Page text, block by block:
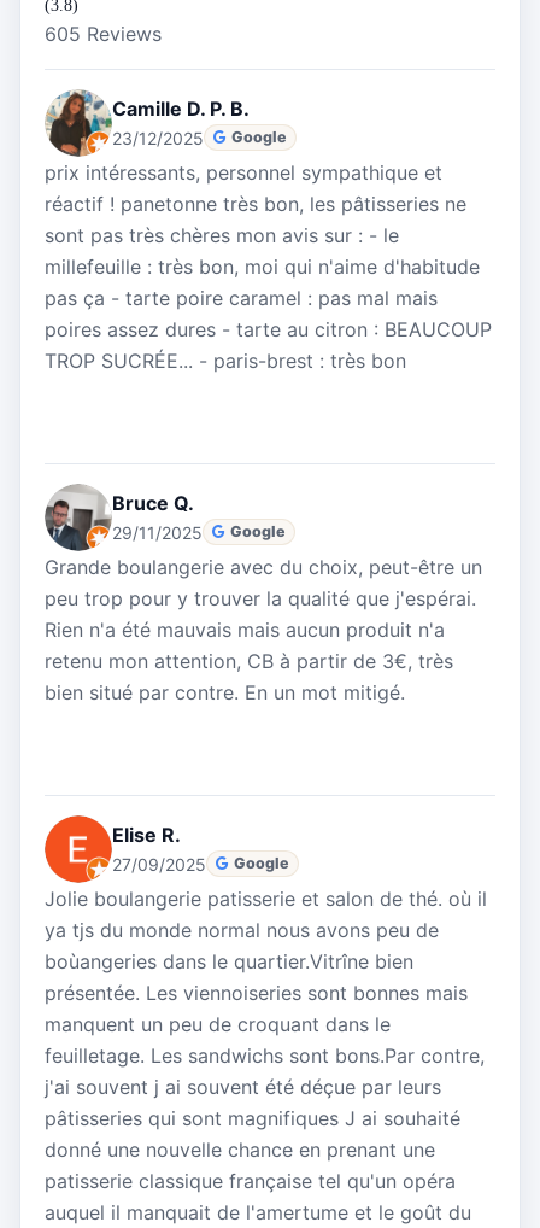
(3.8)
605 Reviews
Camille D. P. B.
23/12/2025 Google
prix intéressants, personnel sympathique et
réactif ! panetonne très bon, les pâtisseries ne
sont pas très chères mon avis sur : - le
millefeuille : très bon, moi qui n'aime d'habitude
pas ça - tarte poire caramel : pas mal mais
poires assez dures - tarte au citron : BEAUCOUP
TROP SUCRÉE... - paris-brest : très bon
Bruce Q.
29/11/2025 Google
Grande boulangerie avec du choix, peut-être un
peu trop pour y trouver la qualité que j'espérai.
Rien n'a été mauvais mais aucun produit n'a
retenu mon attention, CB à partir de 3€, très
bien situé par contre. En un mot mitigé.
Elise R.
27/09/2025 Google
Jolie boulangerie patisserie et salon de thé. où il
ya tjs du monde normal nous avons peu de
boùangeries dans le quartier.Vitrîne bien
présentée. Les viennoiseries sont bonnes mais
manquent un peu de croquant dans le
feuilletage. Les sandwichs sont bons.Par contre,
j'ai souvent j ai souvent été déçue par leurs
pâtisseries qui sont magnifiques J ai souhaité
donné une nouvelle chance en prenant une
patisserie classique française tel qu'un opéra
auquel il manquait de l'amertume et le goût du